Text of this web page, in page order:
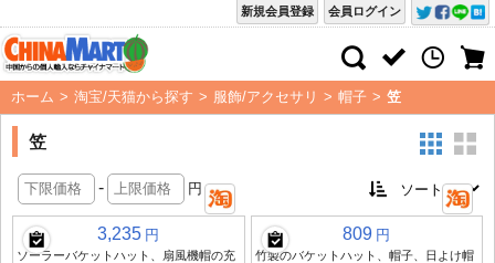
会員ログイン
新規会員登録
ホーム > 淘宝/天猫から探す > 服飾/アクセサリ > 帽子 > 笠
笠
- 円
3,235 円
ソーラーバケットハット、扇風機帽の充
809 円
竹製のバケットハット、帽子、日よけ帽